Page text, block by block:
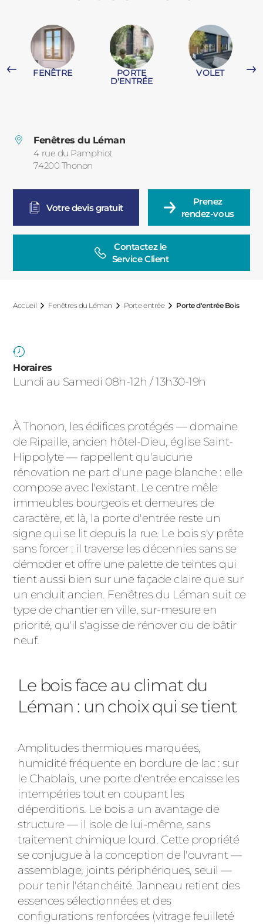
FENÊTRE PORTE
D'ENTRÉE
VOLET
Fenêtres du Léman
4 rue du Pamphiot
74200 Thonon
Votre devis gratuit
Prenez
rendez-vous
Contactez le
Service Client
Accueil Fenêtres du Léman Porte entrée Porte d'entrée Bois
Horaires
Lundi au Samedi 08h-12h / 13h30-19h
À Thonon, les édifices protégés — domaine
de Ripaille, ancien hôtel-Dieu, église Saint-
Hippolyte — rappellent qu'aucune
rénovation ne part d'une page blanche : elle
compose avec l'existant. Le centre mêle
immeubles bourgeois et demeures de
caractère, et là, la porte d'entrée reste un
signe qui se lit depuis la rue. Le bois s'y prête
sans forcer : il traverse les décennies sans se
démoder et offre une palette de teintes qui
tient aussi bien sur une façade claire que sur
un enduit ancien. Fenêtres du Léman suit ce
type de chantier en ville, sur-mesure en
priorité, qu'il s'agisse de rénover ou de bâtir
neuf.
Le bois face au climat du
Léman : un choix qui se tient
Amplitudes thermiques marquées,
humidité fréquente en bordure de lac : sur
le Chablais, une porte d'entrée encaisse les
intempéries tout en coupant les
déperditions. Le bois a un avantage de
structure — il isole de lui-même, sans
traitement chimique lourd. Cette propriété
se conjugue à la conception de l'ouvrant —
assemblage, joints périphériques, seuil —
pour tenir l'étanchéité. Janneau retient des
essences sélectionnées et des
configurations renforcées (vitrage feuilleté
PVC
ACIER
CARPORTS
CLÔTURES